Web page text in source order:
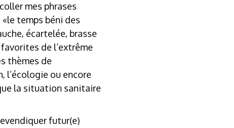
mes phrases
temps béni des
écartelée, brasse
de l’extrême
thèmes de
l’écologie ou encore
la situation sanitaire
futur(e)